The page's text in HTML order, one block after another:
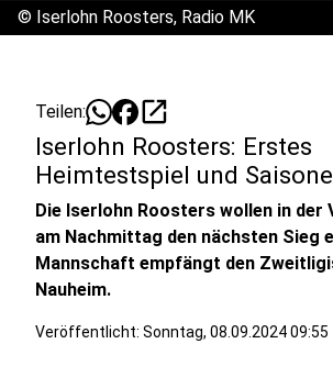
© Iserlohn Roosters, Radio MK
Teilen: open_in_new
Iserlohn Roosters: Erstes
Heimtestspiel und
Die Iserlohn Roosters wollen in der
am Nachmittag den nächsten Sieg
Mannschaft empfängt den
Nauheim.
Veröffentlicht: Sonntag, 08.09.2024 09:55